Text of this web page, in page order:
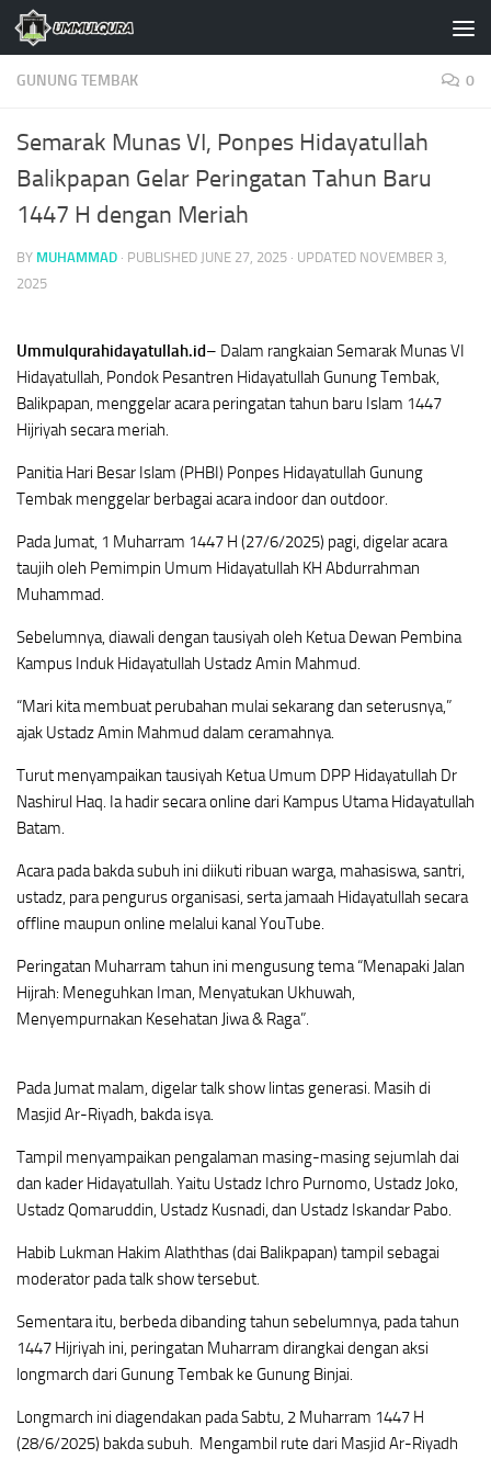
Skip to content
GUNUNG TEMBAK 0
Semarak Munas VI, Ponpes Hidayatullah
Balikpapan Gelar Peringatan Tahun Baru
1447 H dengan Meriah
BY MUHAMMAD · PUBLISHED JUNE 27, 2025 · UPDATED NOVEMBER 3,
2025
Ummulqurahidayatullah.id– Dalam rangkaian Semarak Munas VI
Hidayatullah, Pondok Pesantren Hidayatullah Gunung Tembak,
Balikpapan, menggelar acara peringatan tahun baru Islam 1447
Hijriyah secara meriah.
Panitia Hari Besar Islam (PHBI) Ponpes Hidayatullah Gunung
Tembak menggelar berbagai acara indoor dan outdoor.
Pada Jumat, 1 Muharram 1447 H (27/6/2025) pagi, digelar acara
taujih oleh Pemimpin Umum Hidayatullah KH Abdurrahman
Muhammad.
Sebelumnya, diawali dengan tausiyah oleh Ketua Dewan Pembina
Kampus Induk Hidayatullah Ustadz Amin Mahmud.
“Mari kita membuat perubahan mulai sekarang dan seterusnya,”
ajak Ustadz Amin Mahmud dalam ceramahnya.
Turut menyampaikan tausiyah Ketua Umum DPP Hidayatullah Dr
Nashirul Haq. Ia hadir secara online dari Kampus Utama Hidayatullah
Batam.
Acara pada bakda subuh ini diikuti ribuan warga, mahasiswa, santri,
ustadz, para pengurus organisasi, serta jamaah Hidayatullah secara
offline maupun online melalui kanal YouTube.
Peringatan Muharram tahun ini mengusung tema “Menapaki Jalan
Hijrah: Meneguhkan Iman, Menyatukan Ukhuwah,
Menyempurnakan Kesehatan Jiwa & Raga”.
Pada Jumat malam, digelar talk show lintas generasi. Masih di
Masjid Ar-Riyadh, bakda isya.
Tampil menyampaikan pengalaman masing-masing sejumlah dai
dan kader Hidayatullah. Yaitu Ustadz Ichro Purnomo, Ustadz Joko,
Ustadz Qomaruddin, Ustadz Kusnadi, dan Ustadz Iskandar Pabo.
Habib Lukman Hakim Alaththas (dai Balikpapan) tampil sebagai
moderator pada talk show tersebut.
Sementara itu, berbeda dibanding tahun sebelumnya, pada tahun
1447 Hijriyah ini, peringatan Muharram dirangkai dengan aksi
longmarch dari Gunung Tembak ke Gunung Binjai.
Longmarch ini diagendakan pada Sabtu, 2 Muharram 1447 H
(28/6/2025) bakda subuh. Mengambil rute dari Masjid Ar-Riyadh